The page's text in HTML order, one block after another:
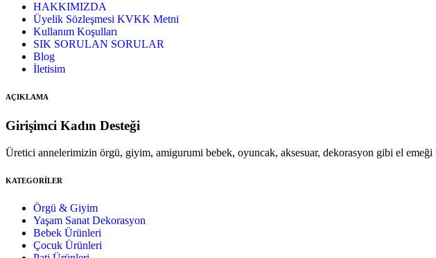
HAKKIMIZDA
Üyelik Sözleşmesi KVKK Metni
Kullanım Koşulları
SIK SORULAN SORULAR
Blog
İletisim
AÇIKLAMA
Girişimci Kadın Desteği
Üretici annelerimizin örgü, giyim, amigurumi bebek, oyuncak, aksesuar, dekorasyon gibi el
KATEGORİLER
Örgü & Giyim
Yaşam Sanat Dekorasyon
Bebek Ürünleri
Çocuk Ürünleri